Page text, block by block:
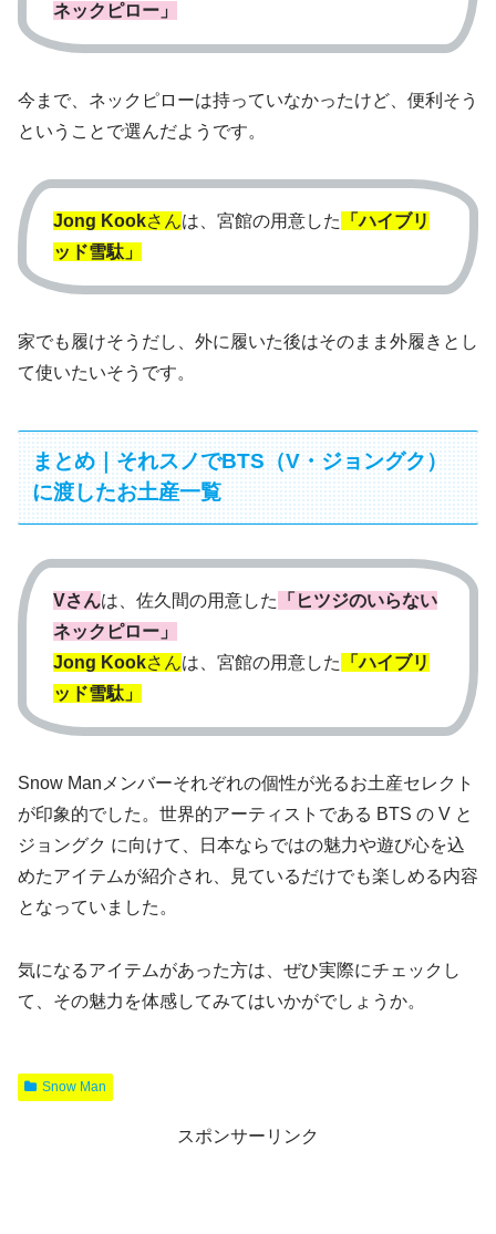
ネックピロー」
今まで、ネックピローは持っていなかったけど、便利そう
ということで選んだようです。
Jong Kookさんは、宮館の用意した
「ハイブリ
ッド雪駄」
家でも履けそうだし、外に履いた後はそのまま外履きとし
て使いたいそうです。
まとめ｜それスノでBTS（V・ジョングク）
に渡したお土産一覧
Vさんは、佐久間の用意した
「ヒツジのいらない
ネックピロー」
Jong Kookさんは、宮館の用意した
「ハイブリ
ッド雪駄」
Snow Manメンバーそれぞれの個性が光るお土産セレクト
が印象的でした。世界的アーティストである BTS の V と
ジョングク に向けて、日本ならではの魅力や遊び心を込
めたアイテムが紹介され、見ているだけでも楽しめる内容
となっていました。
気になるアイテムがあった方は、ぜひ実際にチェックし
て、その魅力を体感してみてはいかがでしょうか。
Snow Man
スポンサーリンク